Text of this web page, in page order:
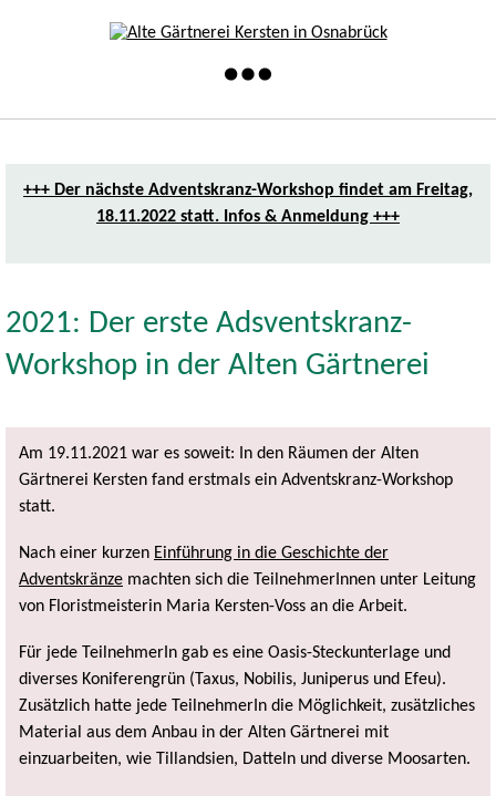
+++ Der nächste Adventskranz-Workshop findet am Freitag,
18.11.2022 statt. Infos & Anmeldung +++
2021: Der erste Adsventskranz-
Workshop in der Alten Gärtnerei
Am 19.11.2021 war es soweit: In den Räumen der Alten
Gärtnerei Kersten fand erstmals ein Adventskranz-Workshop
statt.
Nach einer kurzen Einführung in die Geschichte der
Adventskränze machten sich die TeilnehmerInnen unter Leitung
von Floristmeisterin Maria Kersten-Voss an die Arbeit.
Für jede TeilnehmerIn gab es eine Oasis-Steckunterlage und
diverses Koniferengrün (Taxus, Nobilis, Juniperus und Efeu).
Zusätzlich hatte jede TeilnehmerIn die Möglichkeit, zusätzliches
Material aus dem Anbau in der Alten Gärtnerei mit
einzuarbeiten, wie Tillandsien, Datteln und diverse Moosarten.